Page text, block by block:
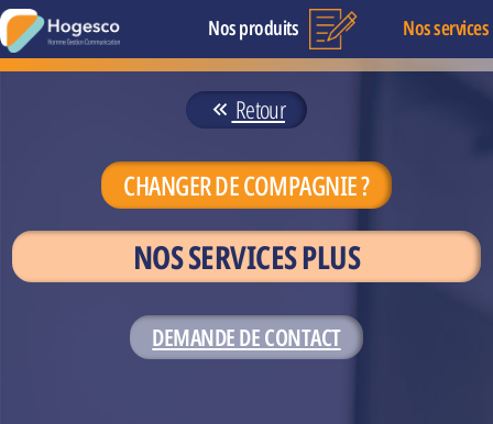
Nos produits Nos services
Retour
CHANGER DE COMPAGNIE ?
NOS SERVICES PLUS
DEMANDE DE CONTACT